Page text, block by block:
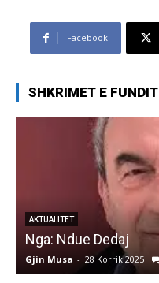
Facebook
SHKRIMET E FUNDIT
AKTUALITET
Nga: Ndue Dedaj
Gjin Musa - 28 Korrik 2025